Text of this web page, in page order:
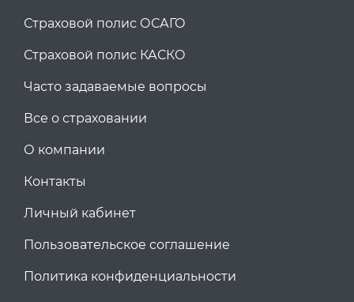
Страховой полис ОСАГО
Страховой полис КАСКО
Часто задаваемые вопросы
Все о страховании
О компании
Контакты
Личный кабинет
Пользовательское соглашение
Политика конфиденциальности